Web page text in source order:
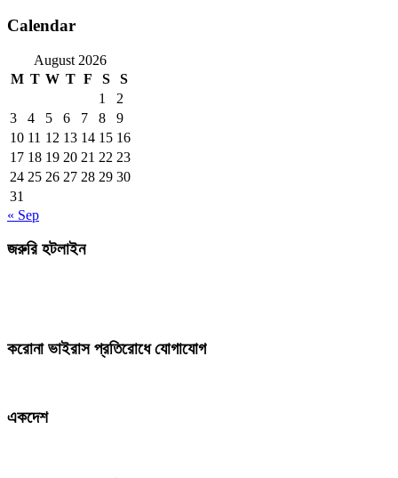
Calendar
August 2026
M T W T F S
S
1
2
3
4 5 6 7 8
9
10 11 12 13 14 15 16
17 18 19 20 21 22 23
24 25 26 27 28 29 30
31
« Sep
জরুরি হটলাইন
করোনা ভাইরাস প্রতিরোধে যোগাযোগ
একদেশ